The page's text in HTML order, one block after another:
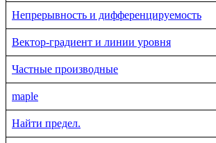
Непрерывность и дифференцируемость
Вектор-градиент и линии уровня
Частные производные
maple
Найти предел.